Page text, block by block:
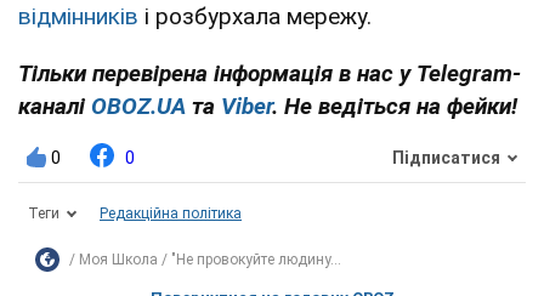
відмінників і розбурхала мережу.
Тільки перевірена інформація в нас у Telegram-
каналі OBOZ.UA та Viber. Не ведіться на фейки!
0 0 Підписатися
Теги Редакційна політика
Моя Школа "Не провокуйте людину...